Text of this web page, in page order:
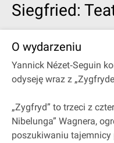
Siegfried:
O wydarzeniu
Yannick Nézet‐Seguin
odyseję wraz z
„Zygfryd” to trzeci z
Nibelunga” Wagnera,
poszukiwaniu tajemnicy